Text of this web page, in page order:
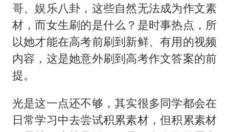
哥、娱乐八卦，这些自然无法成为作文素
材，而女生刷的是什么？是时事热点，所
以她才能在高考前刷到新鲜、有用的视频
内容，这是她意外刷到高考作文答案的前
提。
光是这一点还不够，其实很多同学都会在
日常学习中去尝试积累素材，但积累素材